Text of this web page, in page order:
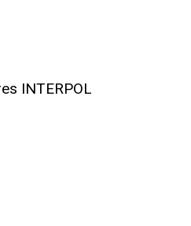
INTERPOL